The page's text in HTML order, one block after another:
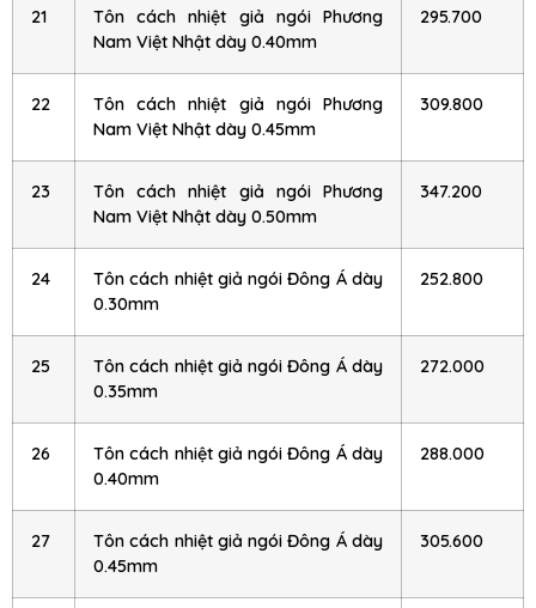
21
Tôn cách nhiệt giả ngói Phương
Nam Việt Nhật dày 0.40mm
295.700
22
Tôn cách nhiệt giả ngói Phương
Nam Việt Nhật dày 0.45mm
309.800
23
Tôn cách nhiệt giả ngói Phương
Nam Việt Nhật dày 0.50mm
347.200
24
Tôn cách nhiệt giả ngói Đông Á dày
0.30mm
252.800
25
Tôn cách nhiệt giả ngói Đông Á dày
0.35mm
272.000
26
Tôn cách nhiệt giả ngói Đông Á dày
0.40mm
288.000
27
Tôn cách nhiệt giả ngói Đông Á dày
0.45mm
305.600